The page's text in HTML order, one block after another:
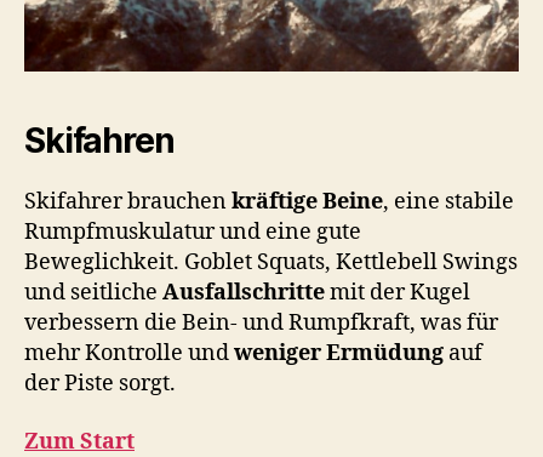
Skifahren
Skifahrer brauchenkräftige Beine, eine stabile
Rumpfmuskulatur und eine gute
Beweglichkeit. Goblet Squats, Kettlebell Swings
und seitliche Ausfallschrittemit der Kugel
verbessern die Bein- und Rumpfkraft, was für
mehr Kontrolle undweniger Ermüdung auf
der Piste sorgt.
Zum Start